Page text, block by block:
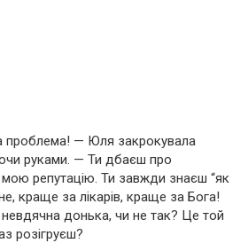
проблема! — Юля закрокувала
руками. — Ти дбаєш про
мою репутацію. Ти завжди знаєш “як
краще за лікарів, краще за Бога!
донька, чи не так? Це той
розігруєш?